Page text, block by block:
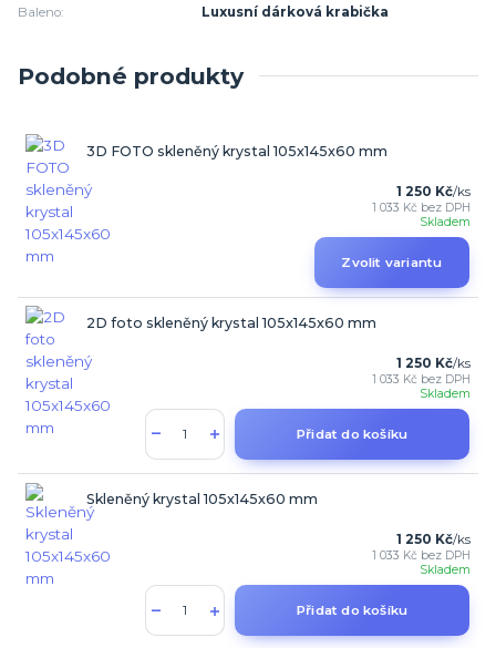
Baleno:
Luxusní dárková krabička
Podobné produkty
3D FOTO skleněný krystal 105x145x60 mm
1 250 Kč/ks
1 033 Kč bez DPH
Skladem
Zvolit variantu
2D foto skleněný krystal 105x145x60 mm
1 250 Kč/ks
1 033 Kč bez DPH
Skladem
Přidat do košíku
Skleněný krystal 105x145x60 mm
1 250 Kč/ks
1 033 Kč bez DPH
Skladem
Přidat do košíku